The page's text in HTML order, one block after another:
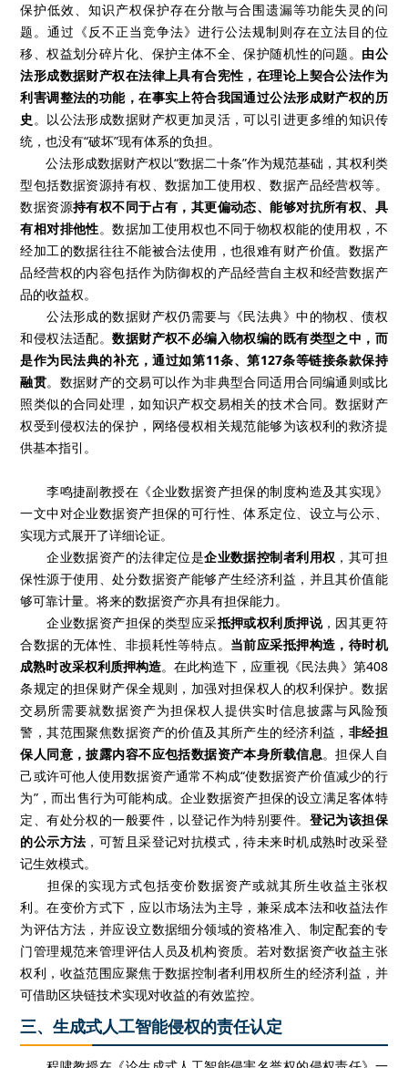
保护低效、知识产权保护存在分散与合围遗漏等功能失灵的问
题。通过《反不正当竞争法》进行公法规制则存在立法目的位
移、权益划分碎片化、保护主体不全、保护随机性的问题。 由公
法形成数据财产权在法律上具有合宪性，在理论上契合公法作为
利害调整法的功能，在事实上符合我国通过公法形成财产权的历
史。以公法形成数据财产权更加灵活，可以引进更多维的知识传
统，也没有“破坏”现有体系的负担。
公法形成数据财产权以“数据二十条”作为规范基础，其权利类
型包括数据资源持有权、数据加工使用权、数据产品经营权等。
数据资源持有权不同于占有，其更偏动态、能够对抗所有权、具
有相对排他性。数据加工使用权也不同于物权权能的使用权，不
经加工的数据往往不能被合法使用，也很难有财产价值。数据产
品经营权的内容包括作为防御权的产品经营自主权和经营数据产
品的收益权。
公法形成的数据财产权仍需要与《民法典》中的物权、债权
和侵权法适配。数据财产权不必编入物权编的既有类型之中，而
是作为民法典的补充，通过如第11条、第127条等链接条款保持
融贯。数据财产的交易可以作为非典型合同适用合同编通则或比
照类似的合同处理，如知识产权交易相关的技术合同。数据财产
权受到侵权法的保护，网络侵权相关规范能够为该权利的救济提
供基本指引。
李鸣捷副教授在《企业数据资产担保的制度构造及其实现》
一文中对企业数据资产担保的可行性、体系定位、设立与公示、
实现方式展开了详细论证。
企业数据资产的法律定位是企业数据控制者利用权 ，其可担
保性源于使用、处分数据资产能够产生经济利益，并且其价值能
够可靠计量。将来的数据资产亦具有担保能力。
企业数据资产担保的类型应采抵押或权利质押说，因其更符
合数据的无体性、非损耗性等特点。 当前应采抵押构造，待时机
成熟时改采权利质押构造。在此构造下，应重视《民法典》第408
条规定的担保财产保全规则，加强对担保权人的权利保护。数据
交易所需要就数据资产为担保权人提供实时信息披露与风险预
警，其范围聚焦数据资产的价值及其所产生的经济利益， 非经担
保人同意，披露内容不应包括数据资产本身所载信息。担保人自
己或许可他人使用数据资产通常不构成“使数据资产价值减少的行
为”，而出售行为可能构成。企业数据资产担保的设立满足客体特
定、有处分权的一般要件，以登记作为特别要件。 登记为该担保
的公示方法 ，可暂且采登记对抗模式，待未来时机成熟时改采登
记生效模式。
担保的实现方式包括变价数据资产或就其所生收益主张权
利。在变价方式下，应以市场法为主导，兼采成本法和收益法作
为评估方法，并应设立数据细分领域的资格准入、制定配套的专
门管理规范来管理评估人员及机构资质。若对数据资产收益主张
权利，收益范围应聚焦于数据控制者利用权所生的经济利益，并
可借助区块链技术实现对收益的有效监控。
三、生成式人工智能侵权的责任认定